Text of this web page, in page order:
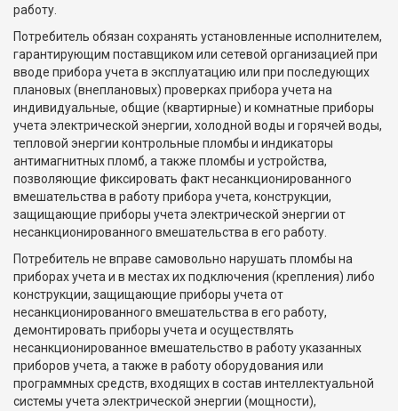
работу.
Потребитель обязан сохранять установленные исполнителем,
гарантирующим поставщиком или сетевой организацией при
вводе прибора учета в эксплуатацию или при последующих
плановых (внеплановых) проверках прибора учета на
индивидуальные, общие (квартирные) и комнатные приборы
учета электрической энергии, холодной воды и горячей воды,
тепловой энергии контрольные пломбы и индикаторы
антимагнитных пломб, а также пломбы и устройства,
позволяющие фиксировать факт несанкционированного
вмешательства в работу прибора учета, конструкции,
защищающие приборы учета электрической энергии от
несанкционированного вмешательства в его работу.
Потребитель не вправе самовольно нарушать пломбы на
приборах учета и в местах их подключения (крепления) либо
конструкции, защищающие приборы учета от
несанкционированного вмешательства в его работу,
демонтировать приборы учета и осуществлять
несанкционированное вмешательство в работу указанных
приборов учета, а также в работу оборудования или
программных средств, входящих в состав интеллектуальной
системы учета электрической энергии (мощности),